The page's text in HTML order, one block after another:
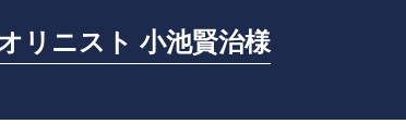
リニスト 小池賢治様